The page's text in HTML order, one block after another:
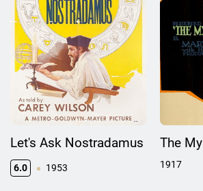
Let's Ask Nostradamus
6.0 1953
The
1917